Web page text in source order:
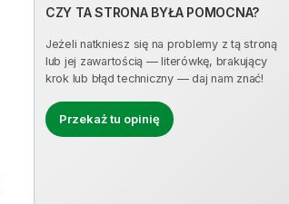
CZY TA STRONA BYŁA POMOCNA?
Jeżeli natkniesz się na problemy z tą stroną
lub jej zawartością — literówkę, brakujący
krok lub błąd techniczny — daj nam znać!
Przekaż tu opinię